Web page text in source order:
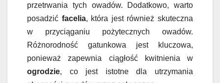
przetrwania tych owadów. Dodatkowo, warto
posadzić facelia, która jest również skuteczna
w przyciąganiu pożytecznych owadów.
Różnorodność gatunkowa jest kluczowa,
ponieważ zapewnia ciągłość kwitnienia w
ogrodzie, co jest istotne dla utrzymania